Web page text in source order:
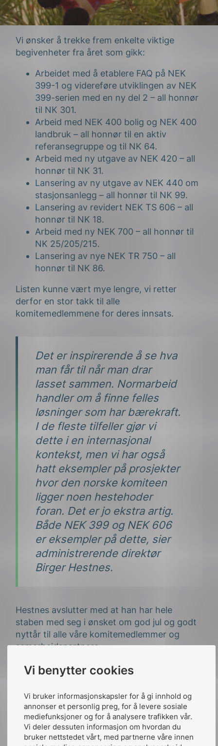
Vi benytter cookies
Vi bruker informasjonskapsler for å gi innhold og
annonser et personlig preg, for å levere sosiale
mediefunksjoner og for å analysere trafikken vår.
Vi deler dessuten informasjon om hvordan du
bruker nettstedet vårt, med partnerne våre innen
Vi ønsker å trekke frem enkelte viktige
begivenheter fra året som gikk:
Arbeidet med å etablere FAQ på NEK
399-1 og videreføre utviklingen av NEK
399-serien med en ny del 2 – all honnør
til NK 301.
Arbeid med NEK 400 bolig og NEK 400
landbruk – all honnør til en aktiv
referansegruppe og til NK 64.
Arbeid med ny utgave av NEK 420 – all
honnør til NK 31.
Lansering av ny utgave av NEK 440 om
stasjonsanlegg – all honnør til NK 99.
Lansering av revidert NEK TS 606 – all
honnør til NK 18.
Arbeid med ny NEK 700 – all honnør til
NK 25/205/215.
Lansering av nye NEK TR 750 – all
honnør til NK 86.
Listen kunne vært mye lengre, vi retter
derfor en stor takk til alle
komitemedlemmene for deres innsats.
Det er inspirerende å se hva
man får til når man drar
lasset sammen. Normarbeid
handler om å finne felles
løsninger som har bærekraft.
I de fleste tilfeller gjør vi
dette i en internasjonal
kontekst, men vi har også
hatt eksempler på prosjekter
hvor den norske komiteen
ligger noen hestehoder
foran. Det er jo ekstra artig.
Både NEK 399 og NEK 606
er eksempler på dette, sier
administrerende direktør
Birger Hestnes.
Hestnes avslutter med at han har hele
staben med seg i ønsket om god jul og godt
nyttår til alle våre komitemedlemmer og
samarbeidspartnere.